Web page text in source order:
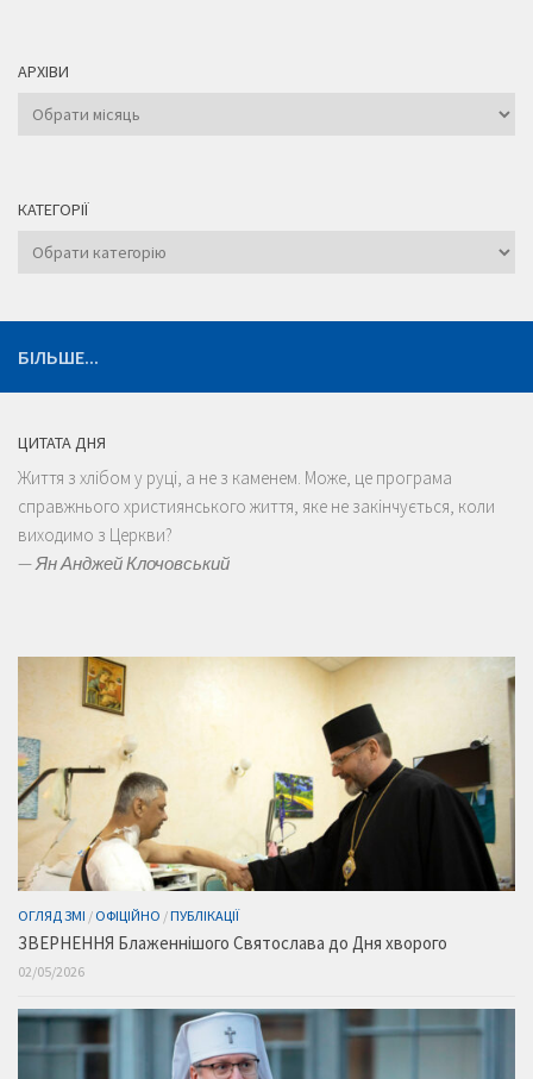
АРХІВИ
Архіви
КАТЕГОРІЇ
Категорії
БІЛЬШЕ...
ЦИТАТА ДНЯ
Життя з хлібом у руці, а не з каменем. Може, це програма
справжнього християнського життя, яке не закінчується, коли
виходимо з Церкви?
—Ян Анджей Клочовський
ОГЛЯД ЗМІ / ОФІЦІЙНО /ПУБЛІКАЦІЇ
ЗВЕРНЕННЯ Блаженнішого Святослава до Дня хворого
02/05/2026